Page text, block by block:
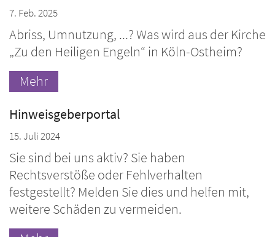
7. Feb. 2025
Abriss, Umnutzung, ...? Was wird aus der Kirche
„Zu den Heiligen Engeln“ in Köln-Ostheim?
Mehr
Hinweisgeberportal
15. Juli 2024
Sie sind bei uns aktiv? Sie haben
Rechtsverstöße oder Fehlverhalten
festgestellt? Melden Sie dies und helfen mit,
weitere Schäden zu vermeiden.